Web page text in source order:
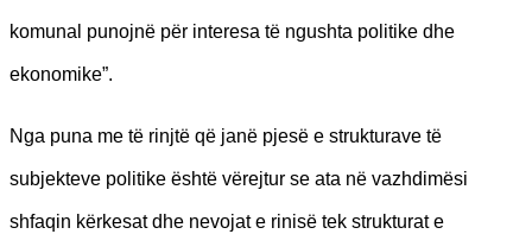
komunal punojnë për interesa të ngushta politike dhe
ekonomike”.
Nga puna me të rinjtë që janë pjesë e strukturave të
subjekteve politike është vërejtur se ata në vazhdimësi
shfaqin kërkesat dhe nevojat e rinisë tek strukturat e